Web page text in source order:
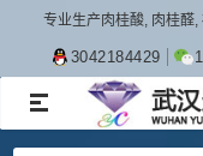
专业生产肉桂酸, 肉桂醛
3042184429
TOGGLE
NAVIGATION